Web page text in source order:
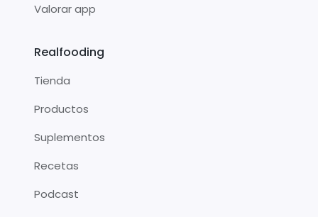
Valorar app
Realfooding
Tienda
Productos
Suplementos
Recetas
Podcast